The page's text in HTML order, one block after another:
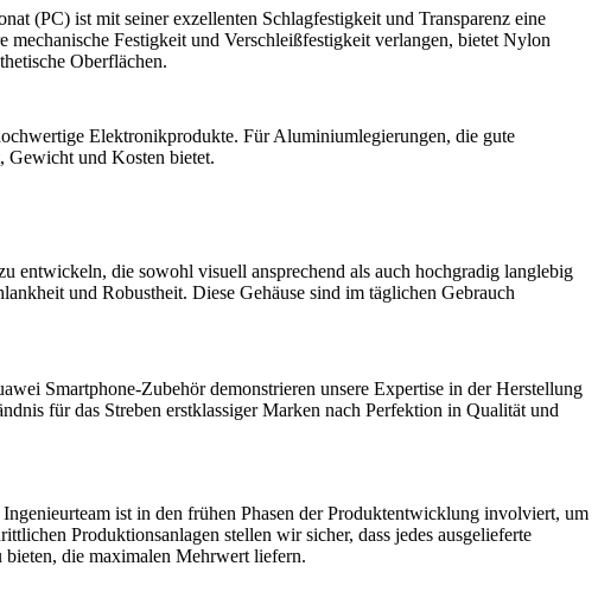
(PC) ist mit seiner exzellenten Schlagfestigkeit und Transparenz eine
Festigkeit und Verschleißfestigkeit verlangen, bietet Nylon
Oberflächen.
Elektronikprodukte. Für Aluminiumlegierungen, die gute
Gewicht und Kosten bietet.
entwickeln, die sowohl visuell ansprechend als auch hochgradig langlebig
und Robustheit. Diese Gehäuse sind im täglichen Gebrauch
Smartphone-Zubehördemonstrieren unsere Expertise in der Herstellung
für das Streben erstklassiger Marken nach Perfektion in Qualität und
ist in den frühen Phasen der Produktentwicklung involviert, um
Produktionsanlagen stellen wir sicher, dass jedes ausgelieferte
bieten, die maximalen Mehrwert liefern.